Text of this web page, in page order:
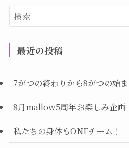
最近の投稿
7がつの終わりから8がつの始
8月mallow5周年お楽しみ企画
私たちの身体もONEチーム！